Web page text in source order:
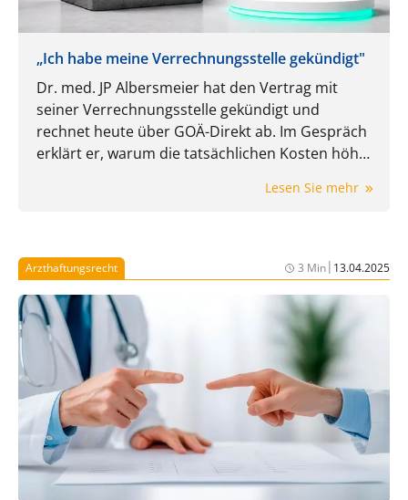
„Ich habe meine Verrechnungsstelle gekündigt"
Dr. med. JP Albersmeier hat den Vertrag mit
seiner Verrechnungsstelle gekündigt und
rechnet heute über GOÄ-Direkt ab. Im Gespräch
erklärt er, warum die tatsächlichen Kosten höher
zunächst vermuten lässt und welche Rolle
Lesen Sie mehr
Arzthaftungsrecht 3 Min| 13.04.2025